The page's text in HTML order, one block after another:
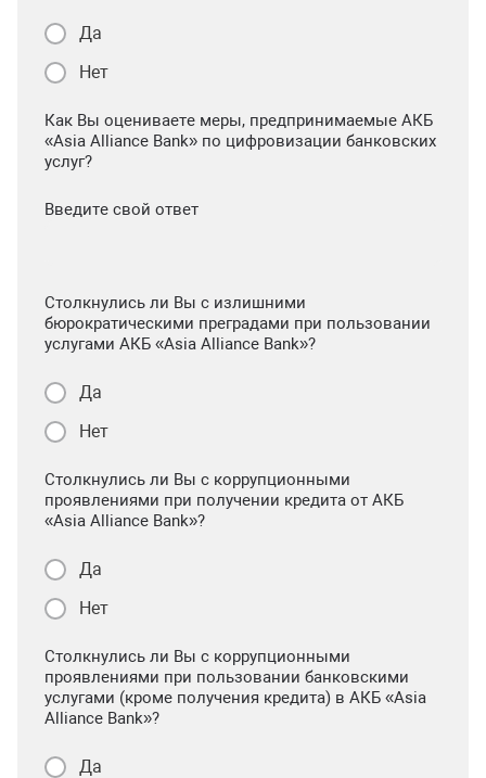
Да
Нет
Как Вы оцениваете меры, предпринимаемые АКБ
«Asia Alliance Bank» по цифровизации банковских
услуг?
Введите свой ответ
Столкнулись ли Вы с излишними
бюрократическими преградами при пользовании
услугами АКБ «Asia Alliance Bank»?
Да
Нет
Столкнулись ли Вы с коррупционными
проявлениями при получении кредита от АКБ
«Asia Alliance Bank»?
Да
Нет
Столкнулись ли Вы с коррупционными
проявлениями при пользовании банковскими
услугами (кроме получения кредита) в АКБ «Asia
Alliance Bank»?
Да